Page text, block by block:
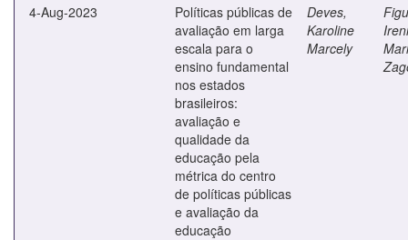
4-Aug-2023
Políticas públicas de
avaliação em larga
escala para o
ensino fundamental
nos estados
brasileiros:
avaliação e
qualidade da
educação pela
métrica do centro
de políticas públicas
e avaliação da
educação
Deves,
Karoline
Marcely
Ireni